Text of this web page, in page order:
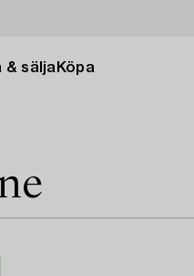
& sälja Köpa